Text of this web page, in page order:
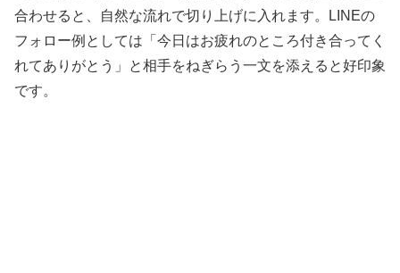
合わせると、自然な流れで切り上げに入れます。LINEの
フォロー例としては「今日はお疲れのところ付き合ってく
れてありがとう」と相手をねぎらう一文を添えると好印象
です。